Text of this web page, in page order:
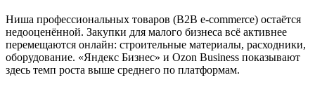
Ниша профессиональных товаров (B2B e-commerce) остаётся
недооценённой. Закупки для малого бизнеса всё активнее
перемещаются онлайн: строительные материалы, расходники,
оборудование. «Яндекс Бизнес» и Ozon Business показывают
здесь темп роста выше среднего по платформам.